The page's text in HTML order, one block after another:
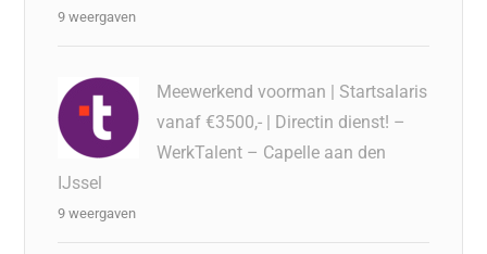
9 weergaven
Meewerkend voorman | Startsalaris
vanaf €3500,- | Directin dienst! –
WerkTalent – Capelle aan den
IJssel
9 weergaven